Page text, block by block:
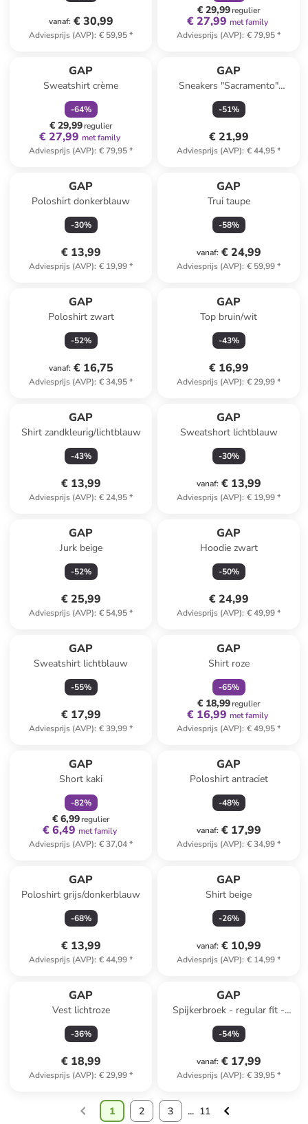
vanaf: € 30,99
Adviesprijs (AVP): € 59,95*
€ 29,99regulier
€ 27,99 met family
Adviesprijs (AVP): € 79,95*
GAP
Sweatshirt crème
-64%
€ 29,99regulier
€ 27,99 met family
Adviesprijs (AVP): € 79,95*
GAP
Sneakers "Sacramento"
lichtroze
-51%
€ 21,99
Adviesprijs (AVP): € 44,95*
GAP
Poloshirt donkerblauw
-30%
€ 13,99
Adviesprijs (AVP): € 19,99*
GAP
Trui taupe
-58%
vanaf: € 24,99
Adviesprijs (AVP): € 59,99*
GAP
Poloshirt zwart
-52%
vanaf: € 16,75
Adviesprijs (AVP): € 34,95*
GAP
Top bruin/wit
-43%
€ 16,99
Adviesprijs (AVP): € 29,99*
GAP
Shirt zandkleurig/lichtblauw
-43%
€ 13,99
Adviesprijs (AVP): € 24,95*
GAP
Sweatshort lichtblauw
-30%
vanaf: € 13,99
Adviesprijs (AVP): € 19,99*
GAP
Jurk beige
-52%
€ 25,99
Adviesprijs (AVP): € 54,95*
GAP
Hoodie zwart
-50%
€ 24,99
Adviesprijs (AVP): € 49,99*
GAP
Sweatshirt lichtblauw
-55%
€ 17,99
Adviesprijs (AVP): € 39,99*
GAP
Shirt roze
-65%
€ 18,99regulier
€ 16,99 met family
Adviesprijs (AVP): € 49,95*
GAP
Short kaki
-82%
€ 6,99regulier
€ 6,49 met family
Adviesprijs (AVP): € 37,04*
GAP
Poloshirt antraciet
-48%
vanaf: € 17,99
Adviesprijs (AVP): € 34,99*
GAP
Poloshirt grijs/donkerblauw
-68%
€ 13,99
Adviesprijs (AVP): € 44,99*
GAP
Shirt beige
-26%
vanaf: € 10,99
Adviesprijs (AVP): € 14,99*
GAP
Vest lichtroze
-36%
€ 18,99
Adviesprijs (AVP): € 29,99*
GAP
Spijkerbroek - regular fit -
lichtblauw
-54%
vanaf: € 17,99
Adviesprijs (AVP): € 39,95*
1 2 3 ... 11